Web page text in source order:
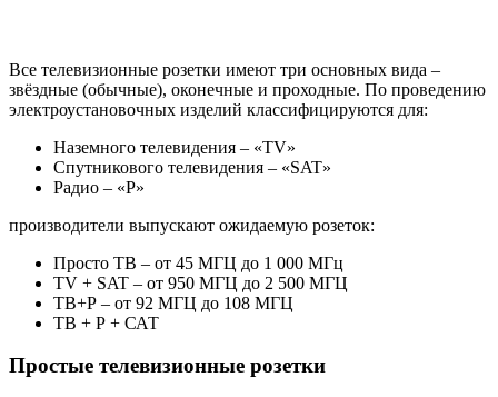
Все телевизионные розетки имеют три основных вида –
звёздные (обычные), оконечные и проходные. По проведению
электроустановочных изделий классифицируются для:
Наземного телевидения – «TV»
Спутникового телевидения – «SAT»
Радио – «Р»
производители выпускают ожидаемую розеток:
Просто ТВ – от 45 МГЦ до 1 000 МГц
TV + SAT – от 950 МГЦ до 2 500 МГЦ
ТВ+Р – от 92 МГЦ до 108 МГЦ
ТВ + Р + САТ
Простые телевизионные розетки